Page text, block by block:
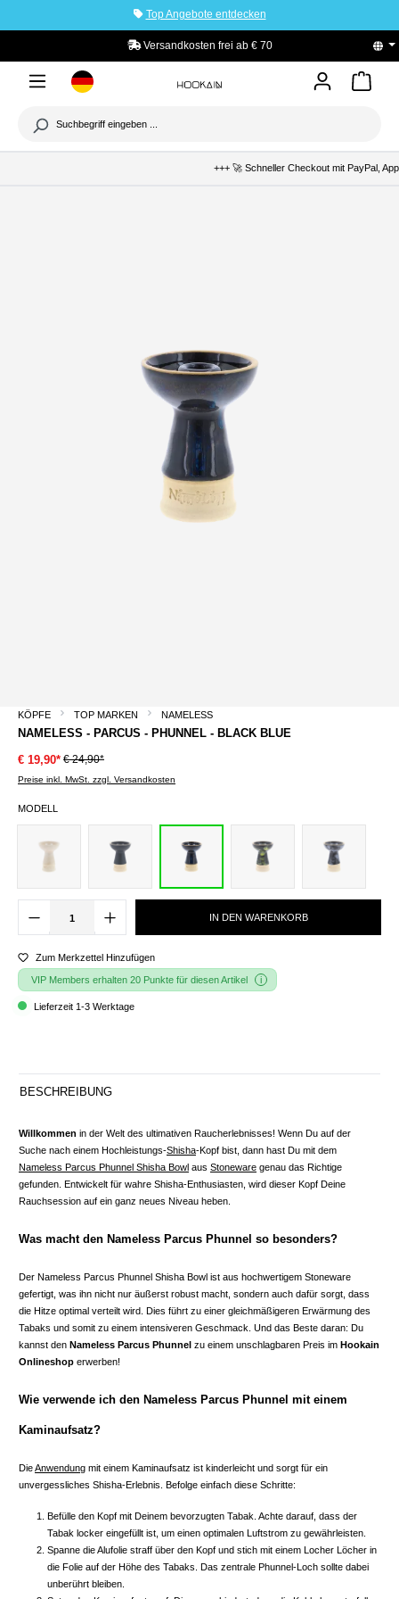
Top Angebote entdecken
Versandkosten frei ab € 70 PayPal
+++ 🚀 Schneller Checkout mit PayPal, Apple
KÖPFE TOP MARKEN NAMELESS
NAMELESS - PARCUS - PHUNNEL - BLACK BLUE
€ 19,90* € 24,90*
Preise inkl. MwSt. zzgl. Versandkosten
MODELL
IN DEN WARENKORB
Zum Merkzettel Hinzufügen
VIP Members erhalten 20 Punkte für diesen Artikel
Lieferzeit 1-3 Werktage
BESCHREIBUNG
Willkommen in der Welt des ultimativen Raucherlebnisses! Wenn Du auf der
Suche nach einem Hochleistungs-Shisha-Kopf bist, dann hast Du mit dem
Nameless Parcus Phunnel Shisha Bowl aus Stoneware genau das Richtige
gefunden. Entwickelt für wahre Shisha-Enthusiasten, wird dieser Kopf Deine
Rauchsession auf ein ganz neues Niveau heben.
Was macht den Nameless Parcus Phunnel so besonders?
Der Nameless Parcus Phunnel Shisha Bowl ist aus hochwertigem Stoneware
gefertigt, was ihn nicht nur äußerst robust macht, sondern auch dafür sorgt, dass
die Hitze optimal verteilt wird. Dies führt zu einer gleichmäßigeren Erwärmung des
Tabaks und somit zu einem intensiveren Geschmack. Und das Beste daran: Du
kannst den Nameless Parcus Phunnel zu einem unschlagbaren Preis im Hookain
Onlineshop erwerben!
Wie verwende ich den Nameless Parcus Phunnel mit einem
Kaminaufsatz?
DieAnwendung mit einem Kaminaufsatz ist kinderleicht und sorgt für ein
unvergessliches Shisha-Erlebnis. Befolge einfach diese Schritte:
Befülle den Kopf mit Deinem bevorzugten Tabak. Achte darauf, dass der
Tabak locker eingefüllt ist, um einen optimalen Luftstrom zu gewährleisten.
Spanne die Alufolie straff über den Kopf und stich mit einem Locher Löcher in
die Folie auf der Höhe des Tabaks. Das zentrale Phunnel-Loch sollte dabei
unberührt bleiben.